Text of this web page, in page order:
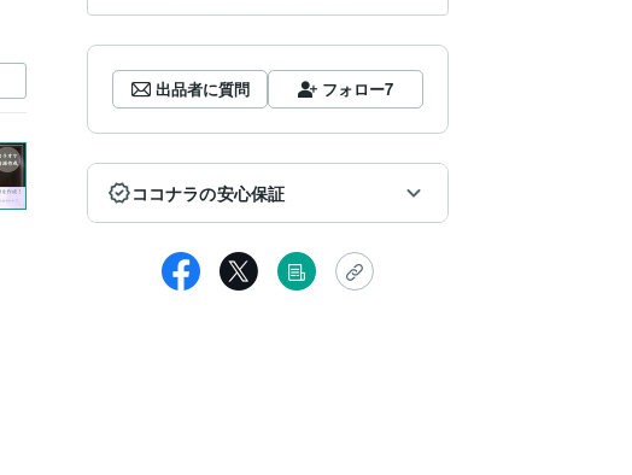
出品者に質問 フォロー7
ココナラの安心保証